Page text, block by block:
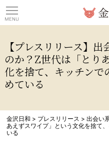
【プレスリリース】
のか？Z世代は「とり
化を捨て、キッチン
めている
金沢日和 > プレスリリース >出会い
あえずスワイプ」という文化を捨て
いる